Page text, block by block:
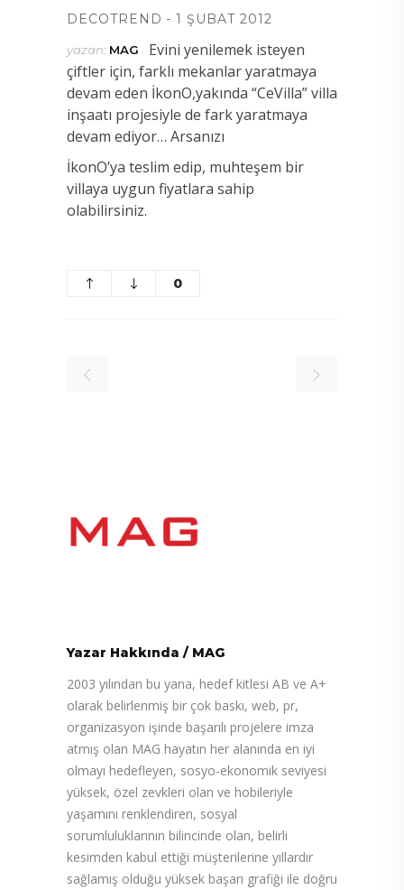
DECOTREND 1 ŞUBAT 2012
yazan: MAG
Evini yenilemek isteyen
çiftler için, farklı mekanlar yaratmaya
devam eden İkonO,yakında “CeVilla” villa
inşaatı projesiyle de fark yaratmaya
devam ediyor… Arsanızı
İkonO’ya teslim edip, muhteşem bir
villaya uygun fiyatlara sahip
olabilirsiniz.
0
Yazar Hakkında / MAG
2003 yılından bu yana, hedef kitlesi AB ve A+
olarak belirlenmiş bir çok baskı, web, pr,
organizasyon işinde başarılı projelere imza
atmış olan MAG hayatın her alanında en iyi
olmayı hedefleyen, sosyo-ekonomik seviyesi
yüksek, özel zevkleri olan ve hobileriyle
yaşamını renklendiren, sosyal
sorumluluklarının bilincinde olan, belirli
kesimden kabul ettiği müşterilerine yıllardır
sağlamış olduğu yüksek başarı grafiği ile doğru